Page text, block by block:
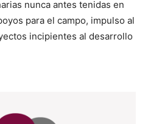
nunca antes tenidas en
para el campo, impulso al
incipientes al desarrollo